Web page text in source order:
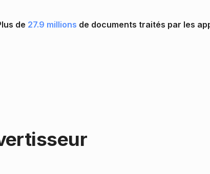
de 27.9 millions de documents traités par les